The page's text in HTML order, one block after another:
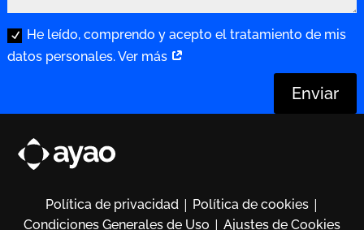
He leído, comprendo y acepto el tratamiento de mis
datos personales. Ver más
Enviar
Política de privacidad| Política de cookies|
Condiciones Generales de Uso | Ajustes de Cookies